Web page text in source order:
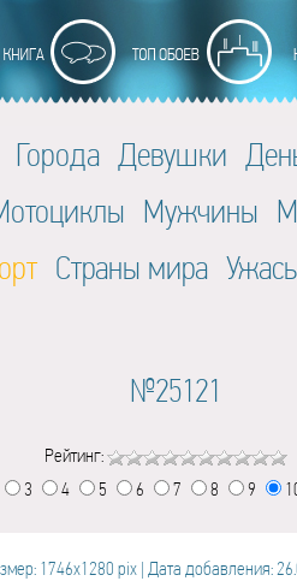
Города Девушки
Мужчины
Страны мира
№25121
Рейтинг:
3
4 5 6 7 8 9
1746x1280 pix | Дата добавления: